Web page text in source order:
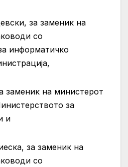
за заменик на
со
информатичко
заменик на министерот
за
и
за заменик на
со